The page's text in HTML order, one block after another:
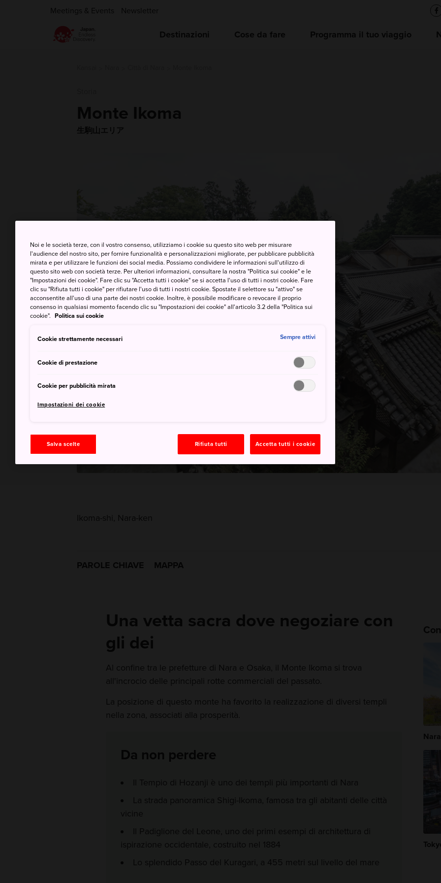
Meetings & Events Newsletter
Destinazioni Cose da fare Programma il tuo viaggio
Monte Ikoma
生駒山エリア
Ikoma-shi, Nara-ken
PAROLE CHIAVE MAPPA
Una vetta sacra dove negoziare con
gli dei
Al confine tra le prefetture di Nara e Osaka, il Monte Ikoma si trova
all'incrocio delle principali rotte commerciali del passato.
La posizione di questo monte ha favorito la realizzazione di diversi templi
nella zona, associati alla prosperità.
Da non perdere
Il Tempio di Hozanji è uno dei templi più importanti di Nara
La strada panoramica Shigi-Ikoma, famosa tra gli abitanti delle città
vicine
Il Padiglione del Leone, uno dei primi esempi di architettura di
ispirazione occidentale, costruito nel 1884
Lo splendido Passo del Kuragari, a 455 metri sul livello del mare
Nara
Noi e le società terze, con il vostro consenso, utilizziamo i cookie su questo sito web per misurare
l'audience del nostro sito, per fornire funzionalità e personalizzazioni migliorate, per pubblicare pubblicità
mirata e per utilizzare le funzioni dei social media. Possiamo condividere le informazioni sull'utilizzo di
questo sito web con società terze. Per ulteriori informazioni, consultare la nostra "Politica sui cookie" e le
"Impostazioni dei cookie". Fare clic su "Accetta tutti i cookie" se si accetta l'uso di tutti i nostri cookie. Fare
clic su "Rifiuta tutti i cookie" per rifiutare l'uso di tutti i nostri cookie. Spostate il selettore su "attivo" se
acconsentite all'uso di una parte dei nostri cookie. Inoltre, è possibile modificare o revocare il proprio
consenso in qualsiasi momento facendo clic su "Impostazioni dei cookie" all'articolo 3.2 della "Politica sui
cookie". Politica sui cookie
Cookie strettamente necessari Sempre attivi
Cookie di prestazione
Cookie per pubblicità mirata
Impostazioni dei cookie
Salva scelte Rifiuta tutti Accetta tutti i cookie